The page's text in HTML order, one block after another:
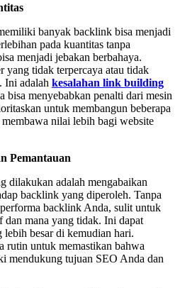
banyak backlink bisa menjadi
pada kuantitas tanpa
menjadi jebakan berbahaya.
yang tidak terpercaya atau tidak
Ini adalah kesalahan link building
bisa menyebabkan penalti dari mesin
untuk membangun beberapa
nilai lebih bagi website
Pemantauan
dilakukan adalah mengabaikan
backlink yang diperoleh. Tanpa
backlink Anda, sulit untuk
dan mana yang tidak. Ini dapat
lebih besar di kemudian hari.
rutin untuk memastikan bahwa
mendukung tujuan SEO Anda dan